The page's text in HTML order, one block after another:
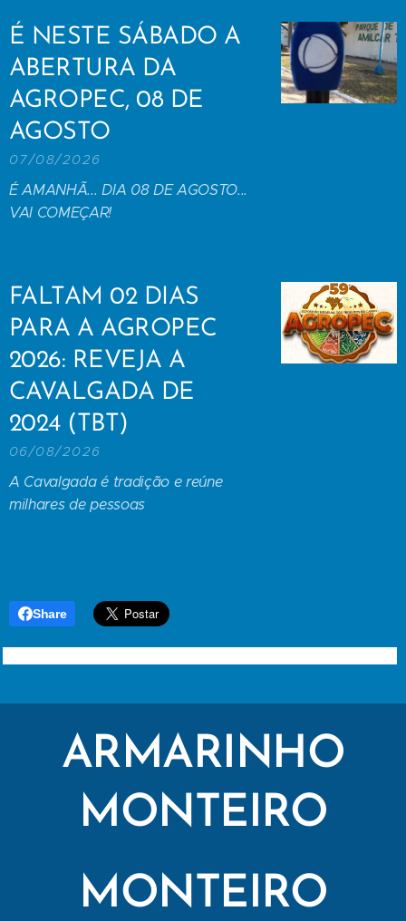
É NESTE SÁBADO A
ABERTURA DA
AGROPEC, 08 DE
AGOSTO
07/08/2026
É AMANHÃ... DIA 08 DE AGOSTO...
VAI COMEÇAR!
FALTAM 02 DIAS
PARA A AGROPEC
2026: REVEJA A
CAVALGADA DE
2024 (TBT)
06/08/2026
A Cavalgada é tradição e reúne
milhares de pessoas
Share
ARMARINHO
MONTEIRO
MONTEIRO